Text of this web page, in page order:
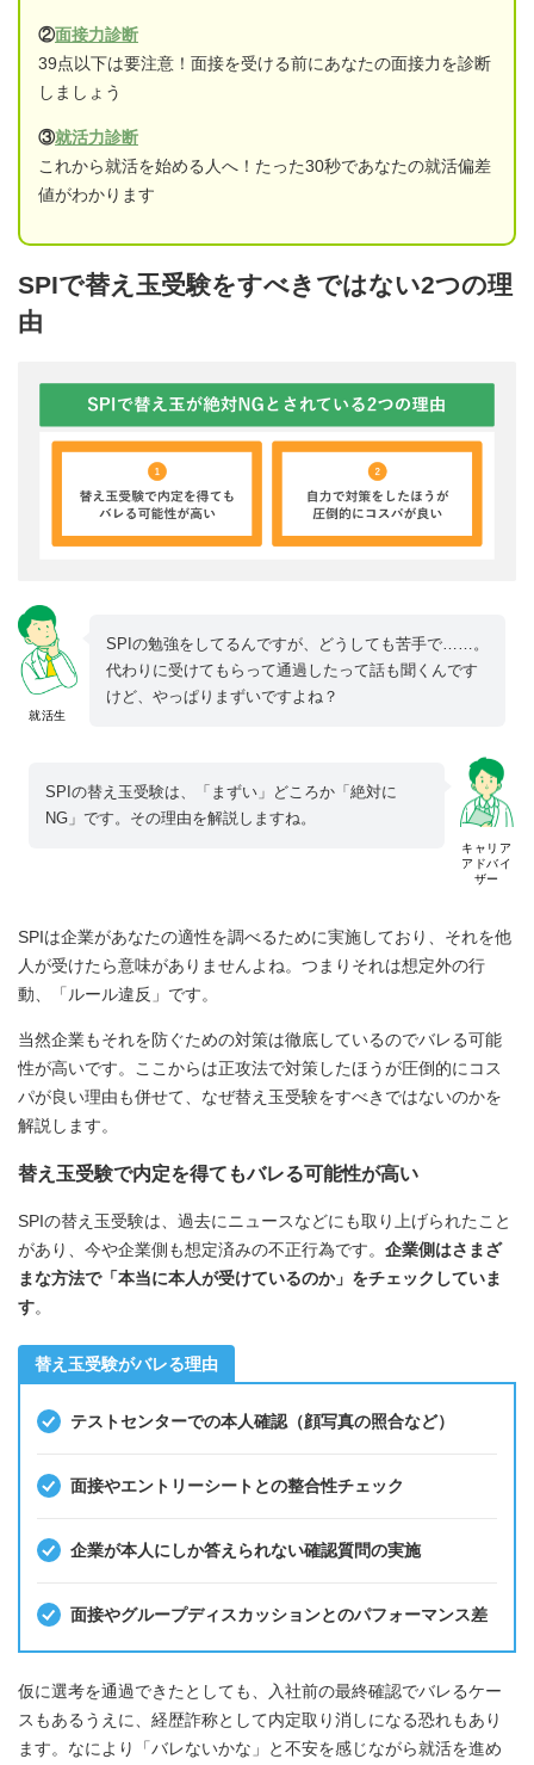
②面接力診断
39点以下は要注意！面接を受ける前にあなたの面接力を診断
しましょう
③就活力診断
これから就活を始める人へ！たった30秒であなたの就活偏差
値がわかります
SPIで替え玉受験をすべきではない2つの理
由
就活生
SPIの勉強をしてるんですが、どうしても苦手で……。
代わりに受けてもらって通過したって話も聞くんです
けど、やっぱりまずいですよね？
キャリア
アドバイ
ザー
SPIの替え玉受験は、「まずい」どころか「絶対に
NG」です。その理由を解説しますね。
SPIは企業があなたの適性を調べるために実施しており、それを他
人が受けたら意味がありませんよね。つまりそれは想定外の行
動、「ルール違反」です。
当然企業もそれを防ぐための対策は徹底しているのでバレる可能
性が高いです。ここからは正攻法で対策したほうが圧倒的にコス
パが良い理由も併せて、なぜ替え玉受験をすべきではないのかを
解説します。
替え玉受験で内定を得てもバレる可能性が高い
SPIの替え玉受験は、過去にニュースなどにも取り上げられたこと
があり、今や企業側も想定済みの不正行為です。 企業側はさまざ
まな方法で「本当に本人が受けているのか」をチェックしていま
す。
替え玉受験がバレる理由
テストセンターでの本人確認（顔写真の照合など）
面接やエントリーシートとの整合性チェック
企業が本人にしか答えられない確認質問の実施
面接やグループディスカッションとのパフォーマンス差
仮に選考を通過できたとしても、入社前の最終確認でバレるケー
スもあるうえに、経歴詐称として内定取り消しになる恐れもあり
ます。なにより「バレないかな」と不安を感じながら就活を進め